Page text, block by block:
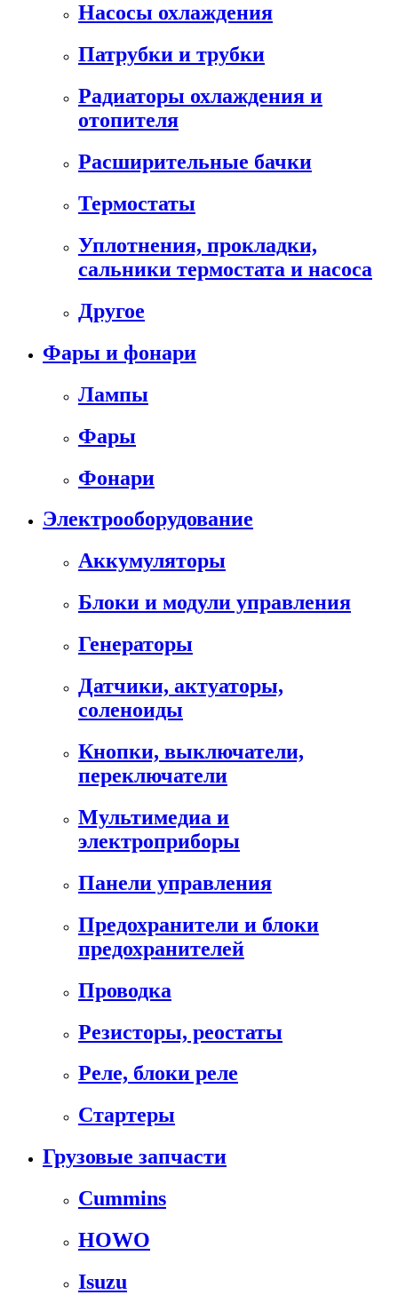
Насосы охлаждения
Патрубки и трубки
Радиаторы охлаждения и
отопителя
Расширительные бачки
Термостаты
Уплотнения, прокладки,
сальники термостата и насоса
Другое
Фары и фонари
Лампы
Фары
Фонари
Электрооборудование
Аккумуляторы
Блоки и модули управления
Генераторы
Датчики, актуаторы,
соленоиды
Кнопки, выключатели,
переключатели
Мультимедиа и
электроприборы
Панели управления
Предохранители и блоки
предохранителей
Проводка
Резисторы, реостаты
Реле, блоки реле
Стартеры
Грузовые запчасти
Cummins
HOWO
Isuzu